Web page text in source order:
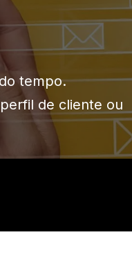
tempo.
de cliente ou